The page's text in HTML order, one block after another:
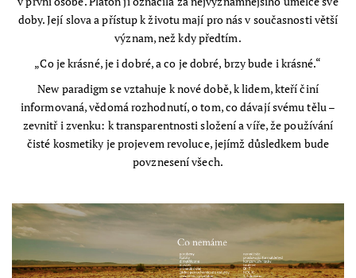
doby. Její slova a přístup k životu mají pro nás v současnosti větší
význam, než kdy předtím.
„Co je krásné, je i dobré, a co je dobré, brzy bude i krásné.“
New paradigm se vztahuje k nové době, k lidem, kteří činí
informovaná, vědomá rozhodnutí, o tom, co dávají svému tělu –
zevnitř i zvenku: k transparentnosti složení a víře, že používání
čisté kosmetiky je projevem revoluce, jejímž důsledkem bude
povznesení všech.